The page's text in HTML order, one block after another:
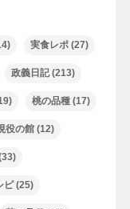
実食レポ(27)
政義日記(213)
桃の品種(17)
役の館(12)
ピ(25)